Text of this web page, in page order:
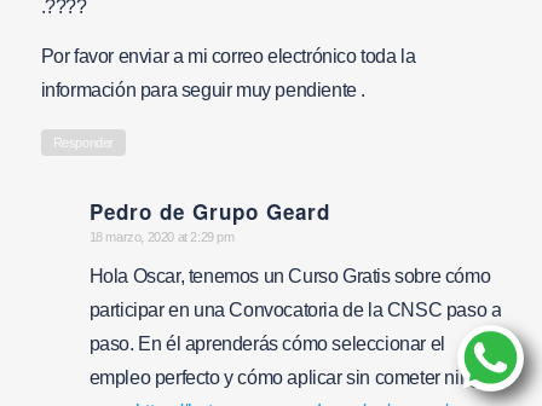
.????
Por favor enviar a mi correo electrónico toda la
información para seguir muy pendiente .
Responder
Pedro de Grupo Geard
says:
18 marzo, 2020 at 2:29 pm
Hola Oscar, tenemos un Curso Gratis sobre cómo
participar en una Convocatoria de la CNSC paso a
paso. En él aprenderás cómo seleccionar el
empleo perfecto y cómo aplicar sin cometer ningún